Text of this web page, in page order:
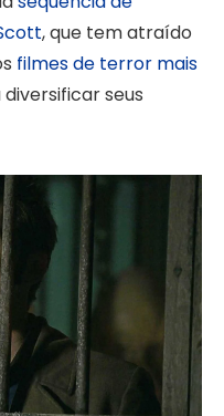
, que tem atraído
filmes de terror mais
seus